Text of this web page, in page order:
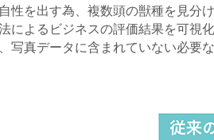
性を出す為、複数頭の獣種を見分
によるビジネスの評価結果を可視
写真データに含まれていない必要